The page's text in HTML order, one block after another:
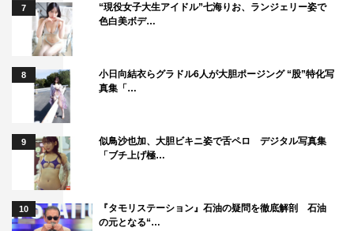
7
“現役女子大生アイドル”七海りお、ランジェリー姿で
色白美ボデ…
8
小日向結衣らグラドル6人が大胆ポージング “股”特化写
真集「…
9
似鳥沙也加、大胆ビキニ姿で舌ペロ デジタル写真集
「ブチ上げ極…
10
『タモリステーション』石油の疑問を徹底解剖 石油
の元となる“…